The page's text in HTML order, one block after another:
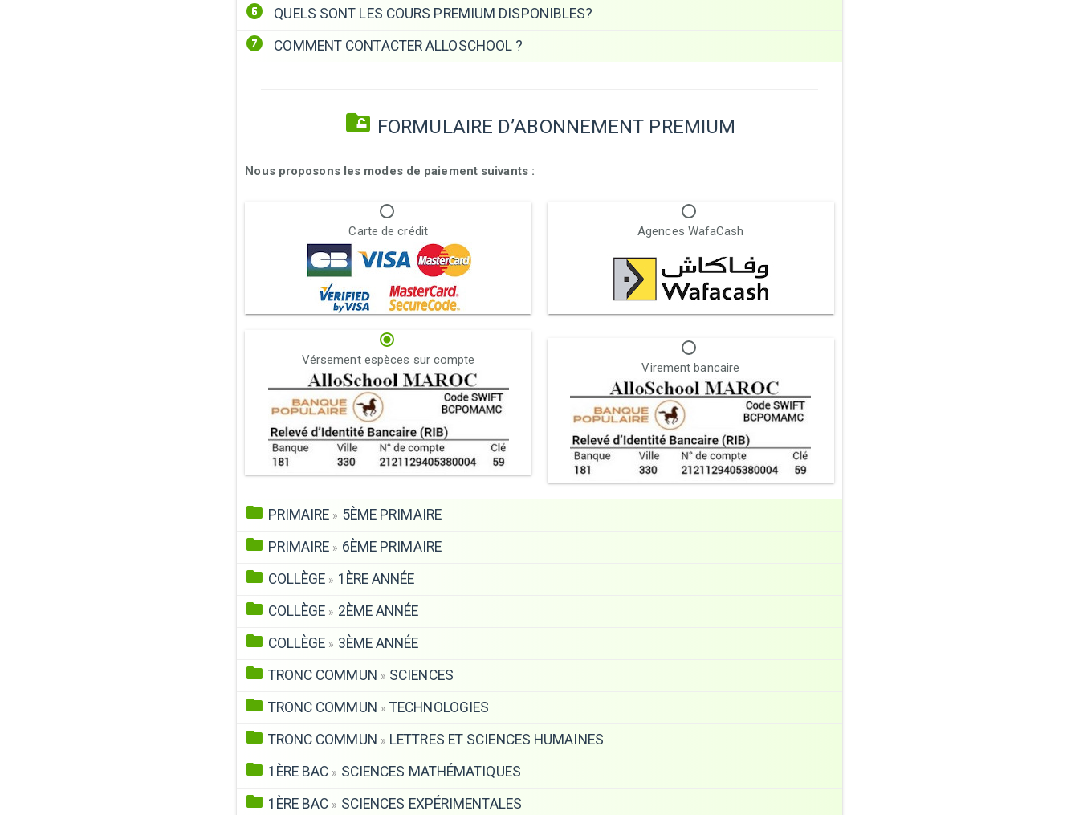
QUELS SONT LES COURS PREMIUM DISPONIBLES?
COMMENT CONTACTER ALLOSCHOOL ?
FORMULAIRE D’ABONNEMENT PREMIUM
Nous proposons les modes de paiement suivants :
Carte de crédit Agences WafaCash
Vérsement espèces sur compte
Virement bancaire
PRIMAIRE » 5ÈME PRIMAIRE
PRIMAIRE » 6ÈME PRIMAIRE
COLLÈGE » 1ÈRE ANNÉE
COLLÈGE » 2ÈME ANNÉE
COLLÈGE » 3ÈME ANNÉE
TRONC COMMUN » SCIENCES
TRONC COMMUN » TECHNOLOGIES
TRONC COMMUN » LETTRES ET SCIENCES HUMAINES
1ÈRE BAC » SCIENCES MATHÉMATIQUES
1ÈRE BAC » SCIENCES EXPÉRIMENTALES